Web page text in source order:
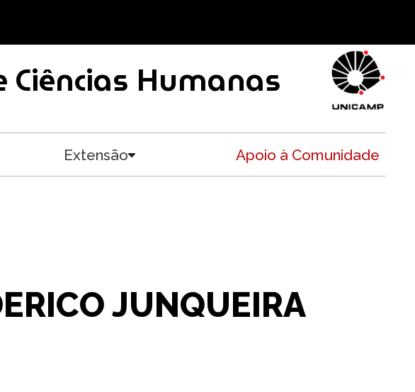
Humanas
Extensão Apoio à Comunidade
JUNQUEIRA